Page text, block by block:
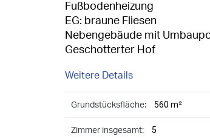
Fußbodenheizung
EG: braune Fliesen
Nebengebäude mit
Geschotterter Hof
Weitere Details
Grundstücksfläche: 560 m²
Zimmer insgesamt: 5